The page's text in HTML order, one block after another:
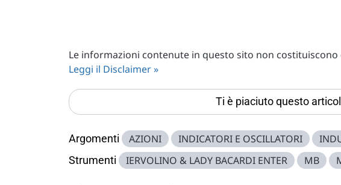
Le informazioni contenute in questo sito non
Leggi il Disclaimer »
Ti è piaciuto questo
Argomenti AZIONI INDICATORI E OSCILLATORI
Strumenti IERVOLINO & LADY BACARDI ENTER MB